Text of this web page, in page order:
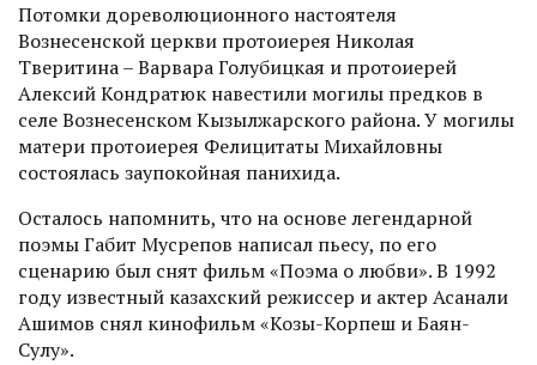
Потомки дореволюционного настоя­теля
Вознесенской церкви протоиерея Николая
Тверитина – Варвара Голубицкая и протоиерей
Алексий Кондратюк навестили могилы предков в
селе Вознесенском Кызылжарского района. У могилы
матери протоиерея Фелицитаты Михайловны
состоялась заупокойная панихида.
Осталось напомнить, что на основе легендарной
поэмы Габит Мусрепов написал пьесу, по его
сценарию был снят фильм «Поэма о любви». В 1992
году известный казахский режиссер и актер Асанали
Ашимов снял кинофильм «Козы-Корпеш и Баян-
Сулу».